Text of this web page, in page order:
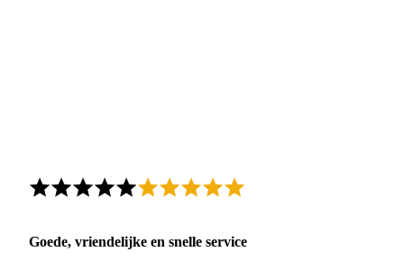
Goede, vriendelijke en snelle service